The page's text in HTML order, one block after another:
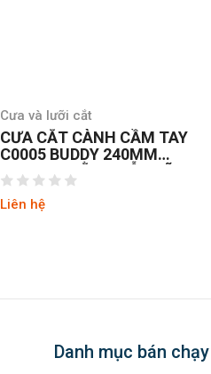
Cưa và lưỡi cắt
CƯA CẮT CÀNH CẦM TAY
C0005 BUDDY 240MM
BAO ĐEO BẰNG GỖ LƯỠI
THÉP NHẬT SK4
Liên hệ
Danh mục bán chạy